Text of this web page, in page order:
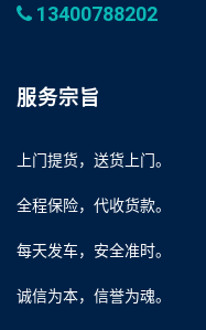
13400788202
服务宗旨
上门提货，送货上门。
全程保险，代收货款。
每天发车，安全准时。
诚信为本，信誉为魂。